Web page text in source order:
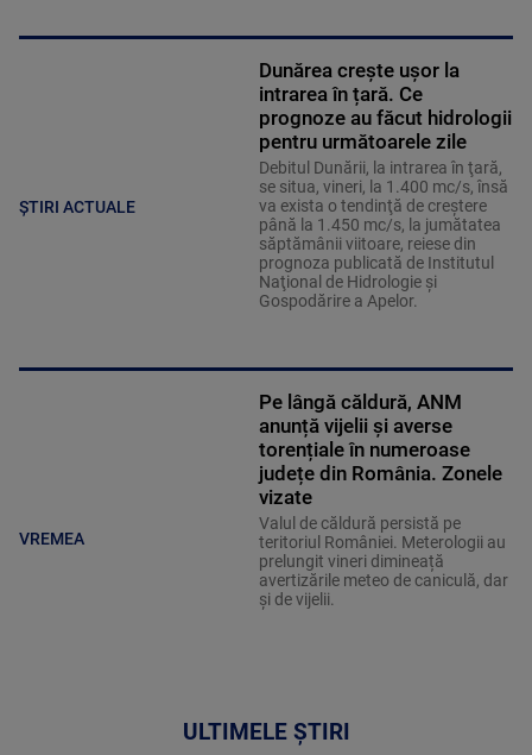
ȘTIRI ACTUALE
Dunărea crește ușor la
intrarea în țară. Ce
prognoze au făcut hidrologii
pentru următoarele zile
Debitul Dunării, la intrarea în ţară,
se situa, vineri, la 1.400 mc/s, însă
va exista o tendinţă de creştere
până la 1.450 mc/s, la jumătatea
săptămânii viitoare, reiese din
prognoza publicată de Institutul
Naţional de Hidrologie şi
Gospodărire a Apelor.
VREMEA
Pe lângă căldură, ANM
anunță vijelii și averse
torențiale în numeroase
județe din România. Zonele
vizate
Valul de căldură persistă pe
teritoriul României. Meterologii au
prelungit vineri dimineață
avertizările meteo de caniculă, dar
și de vijelii.
ULTIMELE ȘTIRI